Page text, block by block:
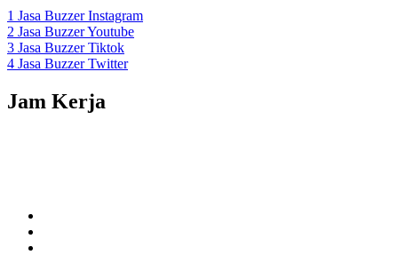
1 Jasa Buzzer Instagram
2 Jasa Buzzer Youtube
3 Jasa Buzzer Tiktok
4 Jasa Buzzer Twitter
Jam Kerja